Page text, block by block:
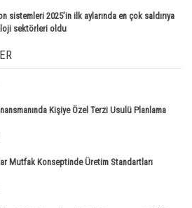
sistemleri 2025’in ilk aylarında en çok saldırıya
sektörleri oldu
Kişiye Özel Terzi Usulü Planlama
Mutfak Konseptinde Üretim Standartları